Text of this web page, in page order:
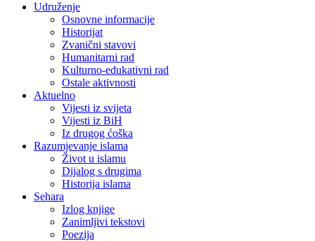
Udruženje
Osnovne informacije
Historijat
Zvanični stavovi
Humanitarni rad
Kulturno-edukativni rad
Ostale aktivnosti
Aktuelno
Vijesti iz svijeta
Vijesti iz BiH
Iz drugog ćoška
Razumjevanje islama
Život u islamu
Dijalog s drugima
Historija islama
Sehara
Izlog knjige
Zanimljivi tekstovi
Poezija